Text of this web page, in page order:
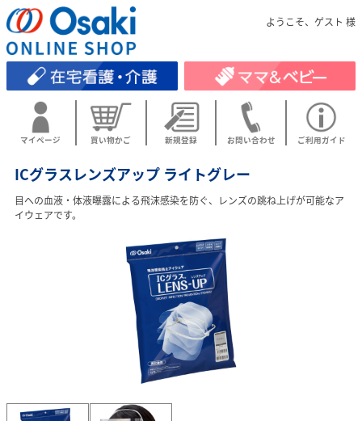
ようこそ、ゲスト 様
マイページ 買い物かご 新規登録 お問い合わせ ご利用ガイド
ICグラスレンズアップ ライトグレー
目への血液・体液曝露による飛沫感染を防ぐ、レンズの跳ね上げが可能なア
イウェアです。